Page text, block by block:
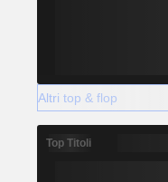
Altri top & flop
Top Titoli